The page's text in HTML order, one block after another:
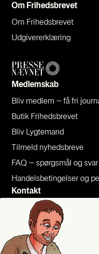
Om Fri­heds­bre­vet
Om Fri­heds­bre­vet
Udgi­ve­rer­klæ­ring
Med­lem­skab
Bliv med­lem – få fri
Butik Fri­heds­bre­vet
Bliv Lyg­te­mand
Til­meld nyheds­bre­ve
FAQ – spørgs­mål og svar
Han­dels­be­tin­gel­ser og
Kon­takt
Pres­se
Send et tip
Kon­takt os
Følg os